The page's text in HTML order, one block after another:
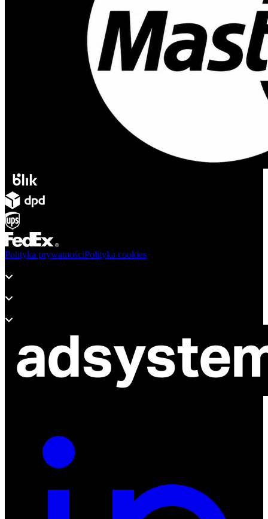
Polityka prywatnościPolityka cookies